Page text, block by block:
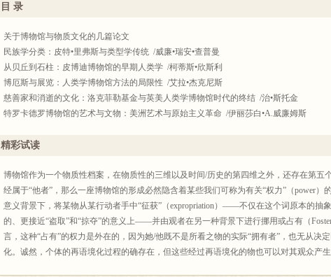
目 录
关于博物馆与物质文化的几篇论文
民族学分类：皮特•里弗斯与类型学传统 /威廉•瑞安•查普曼
从贝丘到石柱：皮博迪博物馆的早期人类学 /柯蒂斯•欣斯利
博厄斯与展览：人类学博物馆方法的局限性 /艾拉•杰克尼斯
慈善家和消逝的文化：洛克菲勒基金与英美人类学博物馆时代的终结 /治•斯托金
特罗卡德罗博物馆的艺术与文物：美洲艺术与原始主义革命 /伊丽莎白•A.威廉姆斯
拥有文化：民族主义与魁北克文化遗产保护 /理查德•汉德勒
物与自我：后记 /詹姆斯•克利福德
索引
译后记
精彩试读
博物馆作为一个物质性档案，在物质性的三维以及时间/历史的第四维之外，还存在第五
经属于“他者”，那么一座博物馆的形成必然隐含着某些我们可称为有关“权力”（power）
意义背景下，将某物从某行动者手中“征获”（expropriation）——不仅在这个词原本的抽
的、更接近“盗取”和“掠夺”的意义上——并由观者在另一种背景下进行挪用或占有（
言，这种“占有”的权力是外在的，因为她/他既不是所看之物的实际“拥有者”，也无从决
化。诚然，个体的再语境化过程的确存在，但这些经过再语境化的物也可以对其观众